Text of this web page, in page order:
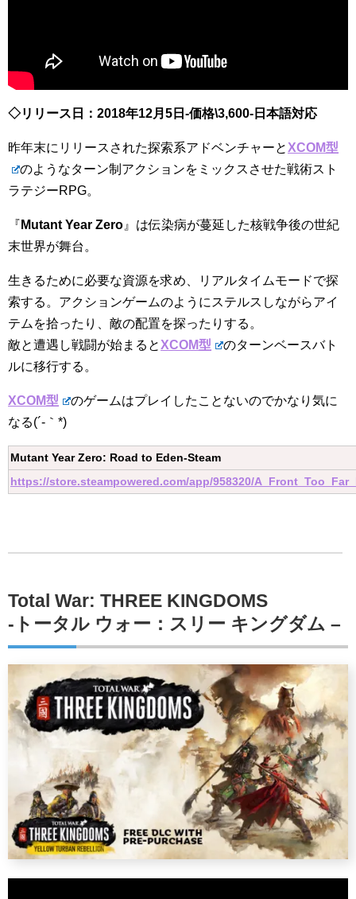
◇リリース日：2018年12月5日-価格\3,600-日本語対応
昨年末にリリースされた探索系アドベンチャーとXCOM型
のようなターン制アクションをミックスさせた戦術スト
ラテジーRPG。
『 Mutant Year Zero 』は伝染病が蔓延した核戦争後の世紀
末世界が舞台。
生きるために必要な資源を求め、リアルタイムモードで探
索する。アクションゲームのようにステルスしながらアイ
テムを拾ったり、敵の配置を探ったりする。
敵と遭遇し戦闘が始まるとXCOM型
のターンベースバト
ルに移行する。
XCOM型
のゲームはプレイしたことないのでかなり気に
なる(´-｀*)
Mutant Year Zero: Road to Eden-Steam
https://store.steampowered.com/app/958320/
Total War: THREE KINGDOMS
-トータル ウォー：スリー キングダム –